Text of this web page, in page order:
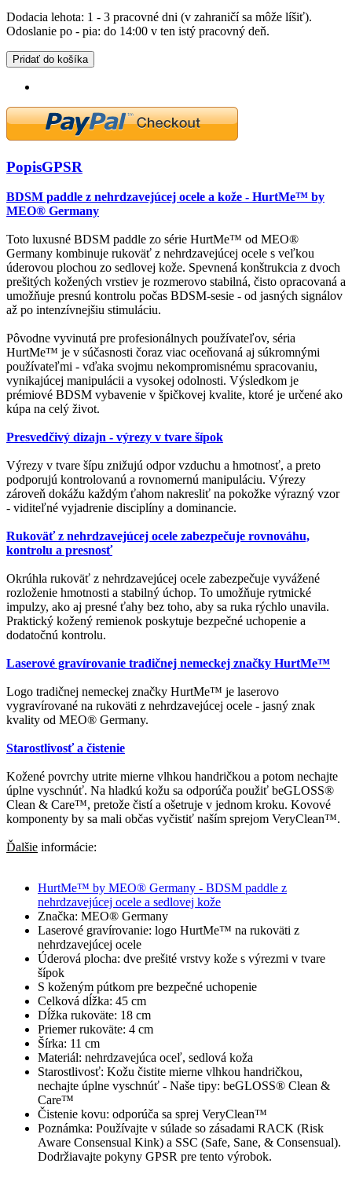
Dodacia lehota: 1 - 3 pracovné dni (v zahraničí sa môže líšiť).
Odoslanie po - pia: do 14:00 v ten istý pracovný deň.
Pridať do košíka
PopisGPSR
BDSM paddle z nehrdzavejúcej ocele a kože - HurtMe™ by
MEO® Germany
Toto luxusné BDSM paddle zo série HurtMe™ od MEO®
Germany kombinuje rukoväť z nehrdzavejúcej ocele s veľkou
úderovou plochou zo sedlovej kože. Spevnená konštrukcia z dvoch
prešitých kožených vrstiev je rozmerovo stabilná, čisto opracovaná a
umožňuje presnú kontrolu počas BDSM-sesie - od jasných signálov
až po intenzívnejšiu stimuláciu.
Pôvodne vyvinutá pre profesionálnych používateľov, séria
HurtMe™ je v súčasnosti čoraz viac oceňovaná aj súkromnými
používateľmi - vďaka svojmu nekompromisnému spracovaniu,
vynikajúcej manipulácii a vysokej odolnosti. Výsledkom je
prémiové BDSM vybavenie v špičkovej kvalite, ktoré je určené ako
kúpa na celý život.
Presvedčivý dizajn - výrezy v tvare šípok
Výrezy v tvare šípu znižujú odpor vzduchu a hmotnosť, a preto
podporujú kontrolovanú a rovnomernú manipuláciu. Výrezy
zároveň dokážu každým ťahom nakresliť na pokožke výrazný vzor
- viditeľné vyjadrenie disciplíny a dominancie.
Rukoväť z nehrdzavejúcej ocele zabezpečuje rovnováhu,
kontrolu a presnosť
Okrúhla rukoväť z nehrdzavejúcej ocele zabezpečuje vyvážené
rozloženie hmotnosti a stabilný úchop. To umožňuje rytmické
impulzy, ako aj presné ťahy bez toho, aby sa ruka rýchlo unavila.
Praktický kožený remienok poskytuje bezpečné uchopenie a
dodatočnú kontrolu.
Laserové gravírovanie tradičnej nemeckej značky HurtMe™
Logo tradičnej nemeckej značky HurtMe™ je laserovo
vygravírované na rukoväti z nehrdzavejúcej ocele - jasný znak
kvality od MEO® Germany.
Starostlivosť a čistenie
Kožené povrchy utrite mierne vlhkou handričkou a potom nechajte
úplne vyschnúť. Na hladkú kožu sa odporúča použiť beGLOSS®
Clean & Care™, pretože čistí a ošetruje v jednom kroku. Kovové
komponenty by sa mali občas vyčistiť naším sprejom VeryClean™.
Ďalšie informácie:
HurtMe™ by MEO® Germany - BDSM paddle z
nehrdzavejúcej ocele a sedlovej kože
Značka: MEO® Germany
Laserové gravírovanie: logo HurtMe™ na rukoväti z
nehrdzavejúcej ocele
Úderová plocha: dve prešité vrstvy kože s výrezmi v tvare
šípok
S koženým pútkom pre bezpečné uchopenie
Celková dĺžka: 45 cm
Dĺžka rukoväte: 18 cm
Priemer rukoväte: 4 cm
Šírka: 11 cm
Materiál: nehrdzavejúca oceľ, sedlová koža
Starostlivosť: Kožu čistite mierne vlhkou handričkou,
nechajte úplne vyschnúť - Naše tipy: beGLOSS® Clean &
Care™
Čistenie kovu: odporúča sa sprej VeryClean™
Poznámka: Používajte v súlade so zásadami RACK (Risk
Aware Consensual Kink) a SSC (Safe, Sane, & Consensual).
Dodržiavajte pokyny GPSR pre tento výrobok.